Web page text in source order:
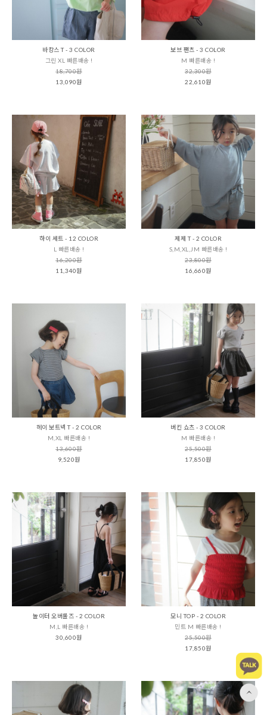
바캉스 T - 3 COLOR
그린 XL 빠른배송 !
18,700원
13,090원
보브 팬츠 - 3 COLOR
M 빠른배송 !
32,300원
22,610원
하이 세트 - 12 COLOR
L 빠른배송 !
16,200원
11,340원
제제 T - 2 COLOR
S,M,XL,JM 빠른배송 !
23,800원
16,660원
헤이 보트넥 T - 2 COLOR
M,XL 빠른배송 !
13,600원
9,520원
버킨 쇼츠 - 3 COLOR
M 빠른배송 !
25,500원
17,850원
놀이터 오버롤즈 - 2 COLOR
M,L 빠른배송 !
30,600원
모니 TOP - 2 COLOR
민트 M 빠른배송 !
25,500원
17,850원